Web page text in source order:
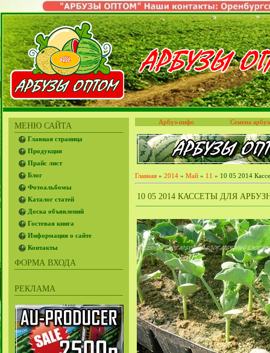
МЕНЮ САЙТА
Главная страница
Продукция
Прайс лист
Блог
Фотоальбомы
Каталог статей
Доска объявлений
Гостевая книга
Информация о сайте
Контакты
ФОРМА ВХОДА
РЕКЛАМА
Арбуз-инфо Семена
Главная » 2014 » Май » 11 » 10 05 2014
10 05 2014 КАССЕТЫ ДЛЯ